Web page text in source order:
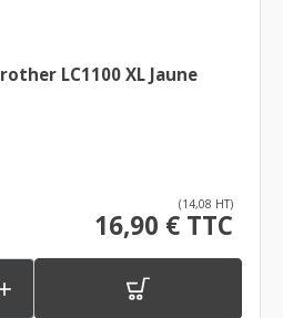
LC1100 XL Jaune
(14,08 HT)
16,90 € TTC